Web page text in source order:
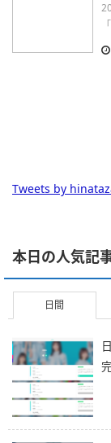
Tweets by
本日の人気記
日間